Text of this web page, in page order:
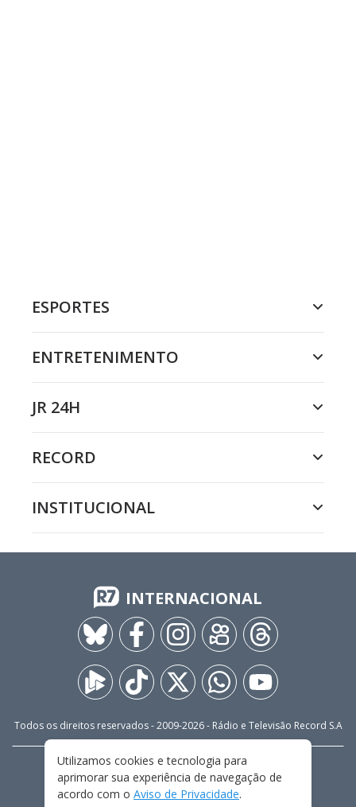
ESPORTES
ENTRETENIMENTO
JR 24H
RECORD
INSTITUCIONAL
INTERNACIONAL
Todos os direitos reservados - 2009-2026- Rádio e Televisão Record S.A
FALE CONOSCO
PRIVACIDADE
TERMOS E CONDIÇÕES DE USO
Utilizamos cookies e tecnologia para
aprimorar sua experiência de navegação de
acordo com o Aviso de Privacidade.